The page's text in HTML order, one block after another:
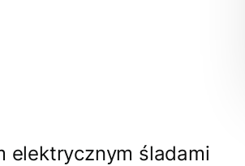
elektrycznym śladami